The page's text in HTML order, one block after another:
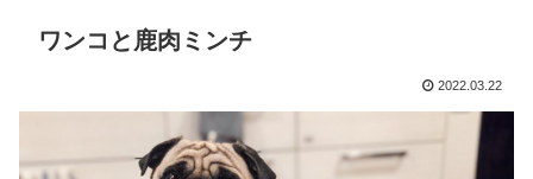
ワンコと鹿肉ミンチ
2022.03.22